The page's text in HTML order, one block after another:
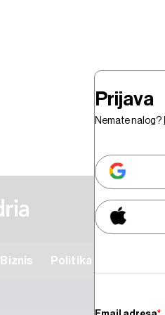
Biznis Politika
Prijava
Nemate nalog?